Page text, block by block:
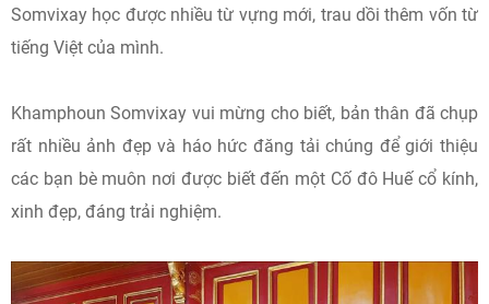
Somvixay học được nhiều từ vựng mới, trau dồi thêm vốn từ
tiếng Việt của mình.
Khamphoun Somvixay vui mừng cho biết, bản thân đã chụp
rất nhiều ảnh đẹp và háo hức đăng tải chúng để giới thiệu
các bạn bè muôn nơi được biết đến một Cố đô Huế cổ kính,
xinh đẹp, đáng trải nghiệm.